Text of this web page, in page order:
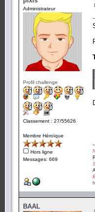
Administrateur
Profil challenge
Classement : 27/55626
Membre Héroïque
Hors ligne
Messages: 669
BAAL